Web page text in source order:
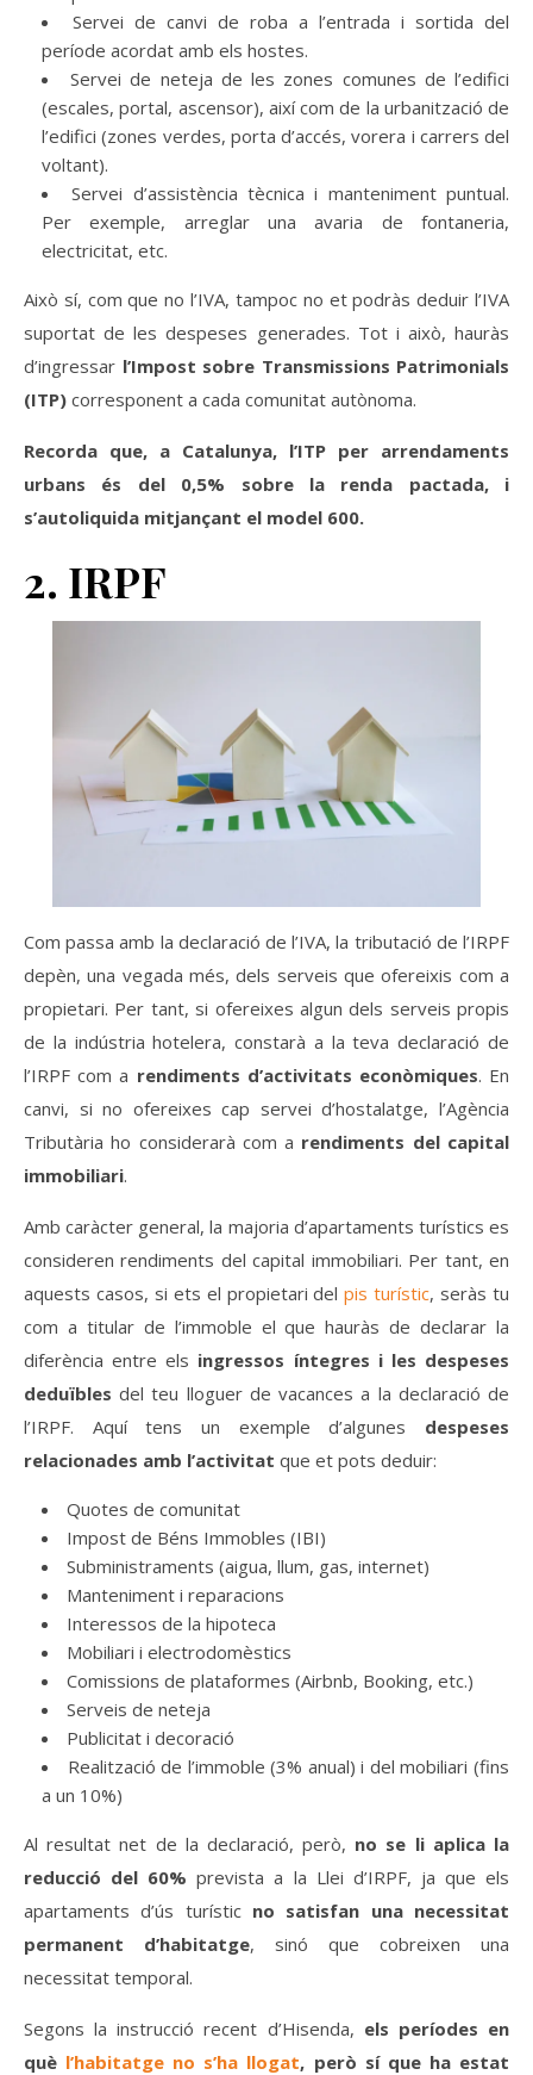
Servei de canvi de roba a l’entrada i sortida del
període acordat amb els hostes.
Servei de neteja de les zones comunes de l’edifici
(escales, portal, ascensor), així com de la urbanització de
l’edifici (zones verdes, porta d’accés, vorera i carrers del
voltant).
Servei d’assistència tècnica i manteniment puntual.
Per exemple, arreglar una avaria de fontaneria,
electricitat, etc.
Això sí, com que no l’IVA, tampoc no et podràs deduir l’IVA
suportat de les despeses generades. Tot i això, hauràs
d’ingressar l’Impost sobre Transmissions Patrimonials
(ITP) corresponent a cada comunitat autònoma.
Recorda que, a Catalunya, l’ITP per arrendaments
urbans és del 0,5% sobre la renda pactada, i
s’autoliquida mitjançant el model 600.
2. IRPF
Com passa amb la declaració de l’IVA, la tributació de l’IRPF
depèn, una vegada més, dels serveis que ofereixis com a
propietari. Per tant, si ofereixes algun dels serveis propis
de la indústria hotelera, constarà a la teva declaració de
l’IRPF com a rendiments d’activitats econòmiques. En
canvi, si no ofereixes cap servei d’hostalatge, l’Agència
Tributària ho considerarà com a rendiments del capital
immobiliari.
Amb caràcter general, la majoria d’apartaments turístics es
consideren rendiments del capital immobiliari. Per tant, en
aquests casos, si ets el propietari delpis turístic, seràs tu
com a titular de l’immoble el que hauràs de declarar la
diferència entre els ingressos íntegres i les despeses
deduïbles del teu lloguer de vacances a la declaració de
l’IRPF. Aquí tens un exemple d’algunes despeses
relacionades amb l’activitat que et pots deduir:
Quotes de comunitat
Impost de Béns Immobles (IBI)
Subministraments (aigua, llum, gas, internet)
Manteniment i reparacions
Interessos de la hipoteca
Mobiliari i electrodomèstics
Comissions de plataformes (Airbnb, Booking, etc.)
Serveis de neteja
Publicitat i decoració
Realització de l’immoble (3% anual) i del mobiliari (fins
a un 10%)
Al resultat net de la declaració, però, no se li aplica la
reducció del 60% prevista a la Llei d’IRPF, ja que els
apartaments d’ús turístic no satisfan una necessitat
permanent d’habitatge, sinó que cobreixen una
necessitat temporal.
Segons la instrucció recent d’Hisenda, els períodes en
què l’habitatge no s’ha llogat, però sí que ha estat